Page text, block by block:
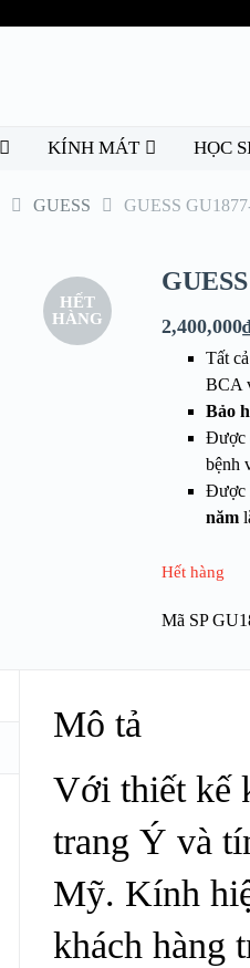
KÍNH MÁT HỌC
GUESS GUESS
HẾT
HÀNG
2,400,000
Tất
BCA
Bảo
Được
bệnh
Được
năm
Hết hàng
Mã SP
Mô tả
Với thiết kế
trang Ý và
Mỹ. Kính
khách hàng